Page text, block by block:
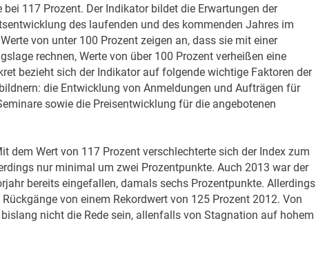
117 Prozent. Der Indikator bildet die Erwartungen der
des laufenden und des kommenden Jahres im
von unter 100 Prozent zeigen an, dass sie mit einer
rechnen, Werte von über 100 Prozent verheißen eine
bezieht sich der Indikator auf folgende wichtige Faktoren der
die Entwicklung von Anmeldungen und Aufträgen für
sowie die Preisentwicklung für die angebotenen
dem Wert von 117 Prozent verschlechterte sich der Index zum
nur minimal um zwei Prozentpunkte. Auch 2013 war der
bereits eingefallen, damals sechs Prozentpunkte. Allerdings
von einem Rekordwert von 125 Prozent 2012. Von
nicht die Rede sein, allenfalls von Stagnation auf hohem